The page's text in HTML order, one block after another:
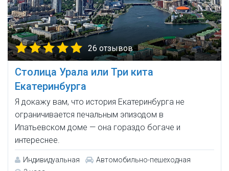
26 отзывов
Столица Урала или Три кита
Екатеринбурга
Я докажу вам, что история Екатеринбурга не
ограничивается печальным эпизодом в
Ипатьевском доме — она гораздо богаче и
интереснее.
Индивидуальная
Автомобильно-пешеходная